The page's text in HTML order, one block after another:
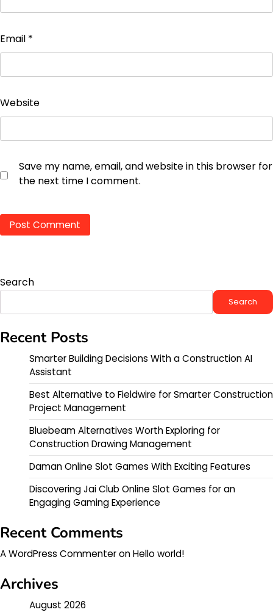
Email *
Website
Save my name, email, and website in this browser for
the next time I comment.
Search
Search
Recent Posts
Smarter Building Decisions With a Construction AI
Assistant
Best Alternative to Fieldwire for Smarter Construction
Project Management
Bluebeam Alternatives Worth Exploring for
Construction Drawing Management
Daman Online Slot Games With Exciting Features
Discovering Jai Club Online Slot Games for an
Engaging Gaming Experience
Recent Comments
A WordPress CommenteronHello world!
Archives
August 2026